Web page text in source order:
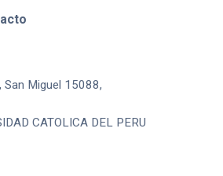
San Miguel 15088,
CATOLICA DEL PERU